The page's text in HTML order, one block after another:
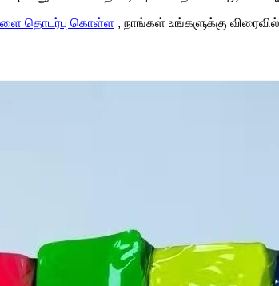
தொடர்பு கொள்ள , நாங்கள் உங்களுக்கு